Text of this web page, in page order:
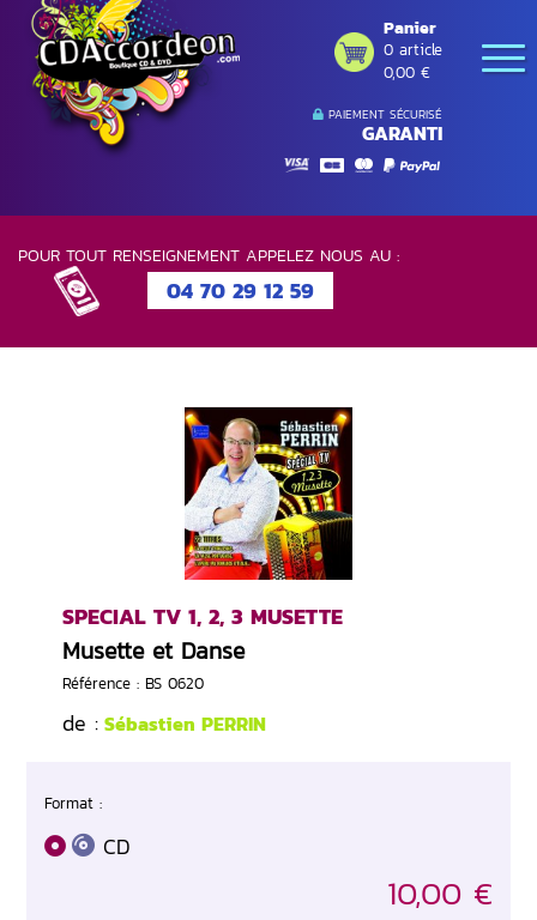
PAIEMENT SÉCURISÉ
GARANTI
Panier
0 article
0,00 €
POUR TOUT RENSEIGNEMENT APPELEZ NOUS AU :
04 70 29 12 59
SPECIAL TV 1, 2, 3 MUSETTE
Musette et Danse
Référence : BS 0620
de : Sébastien PERRIN
Format :
CD
10,00 €